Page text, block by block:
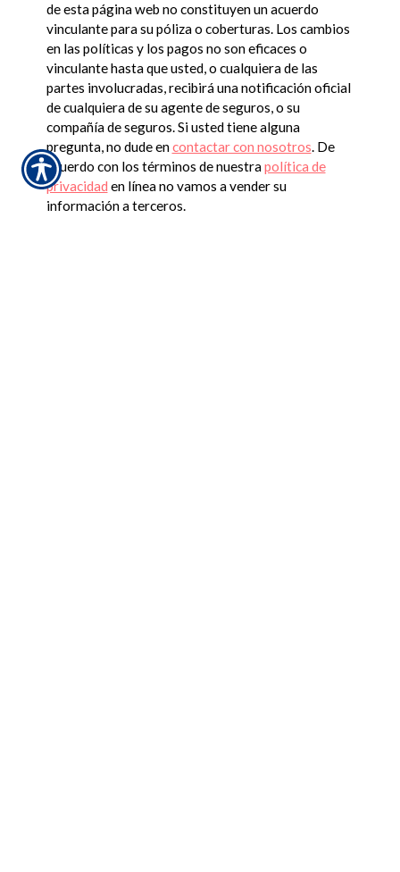
de esta página web no constituyen un acuerdo
vinculante para su póliza o coberturas. Los cambios
en las políticas y los pagos no son eficaces o
vinculante hasta que usted, o cualquiera de las
partes involucradas, recibirá una notificación oficial
de cualquiera de su agente de seguros, o su
compañía de seguros. Si usted tiene alguna
pregunta, no dude encontactar con nosotros. De
acuerdo con los términos de nuestrapolítica de
privacidad en línea no vamos a vender su
información a terceros.